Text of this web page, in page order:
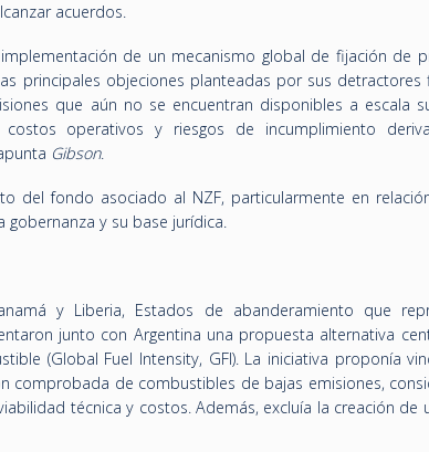
acuerdos.
de un mecanismo global de fijación de
principales objeciones planteadas por sus detractores
que aún no se encuentran disponibles a escala
operativos y riesgos de incumplimiento
Gibson.
del fondo asociado al NZF, particularmente en
y su base jurídica.
y Liberia, Estados de abanderamiento que
junto con Argentina una propuesta alternativa
(Global Fuel Intensity, GFI). La iniciativa proponía
comprobada de combustibles de bajas emisiones,
técnica y costos. Además, excluía la creación de